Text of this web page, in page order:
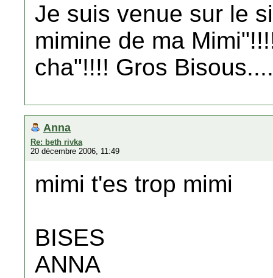
Je suis venue sur le
mimine de ma
cha"!!!! Gros Bisous....
Anna
Re: beth rivka
20 décembre 2006, 11:49
mimi t'es trop mimi
BISES
ANNA